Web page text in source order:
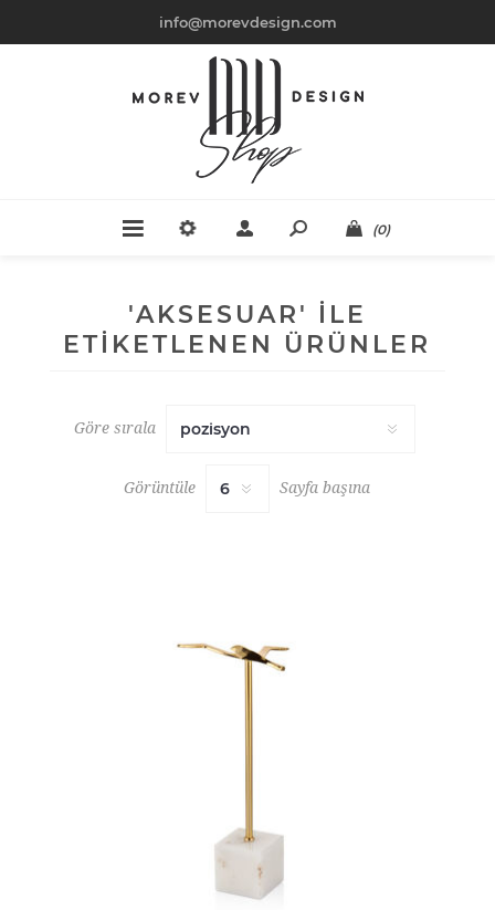
info@morevdesign.com
(0)
'AKSESUAR' ILE
ETIKETLENEN ÜRÜNLER
Göre sırala
Görüntüle Sayfa başına